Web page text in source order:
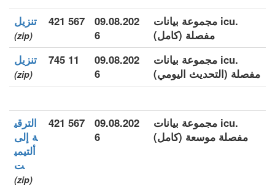
.icu مجموعة بيانات
مفصلة (كامل)
09.08.202
6
567 421 تنزيل
(zip)
.icu مجموعة بيانات
مفصلة (التحديث اليومي)
09.08.202
6
11 745 تنزيل
(zip)
.icu مجموعة بيانات
مفصلة موسعة (كامل)
09.08.202
6
567 421
الترقي
ة إلى
ألتيمي
ت
(zip)